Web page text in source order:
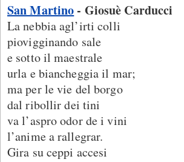
San Martino- Giosuè Carducci
La nebbia agl’irti colli
piovigginando sale
e sotto il maestrale
urla e biancheggia il mar;
ma per le vie del borgo
dal ribollir dei tini
va l’aspro odor de i vini
l’anime a rallegrar.
Gira su ceppi accesi